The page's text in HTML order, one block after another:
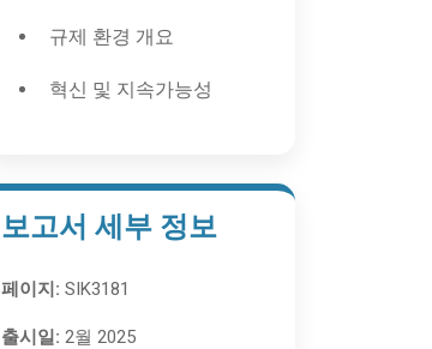
규제 환경 개요
혁신 및 지속가능성
보고서 세부 정보
페이지: SIK3181
출시일: 2월 2025